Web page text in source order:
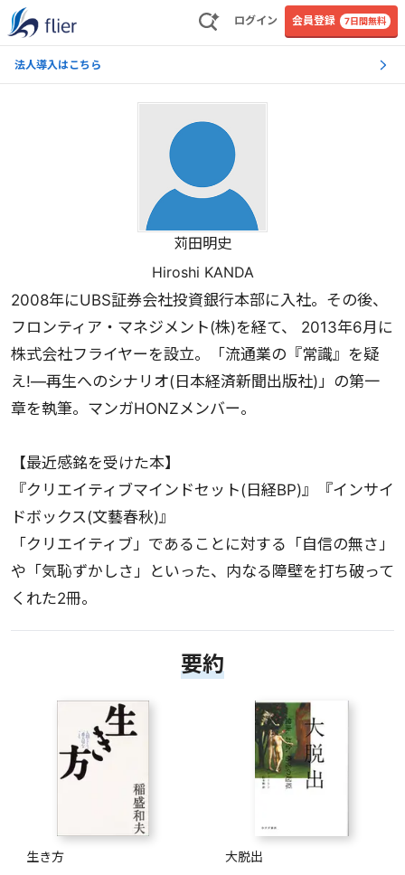
ログイン 会員登録 7日間無料
法人導入はこちら
苅田明史
Hiroshi KANDA
2008年にUBS証券会社投資銀行本部に入社。その後、
フロンティア・マネジメント(株)を経て、 2013年6月に
株式会社フライヤーを設立。「流通業の『常識』を疑
え!―再生へのシナリオ(日本経済新聞出版社)」の第一
章を執筆。マンガHONZメンバー。
【最近感銘を受けた本】
『クリエイティブマインドセット(日経BP)』『インサイ
ドボックス(文藝春秋)』
「クリエイティブ」であることに対する「自信の無さ」
や「気恥ずかしさ」といった、内なる障壁を打ち破って
くれた2冊。
要約
生き方 大脱出